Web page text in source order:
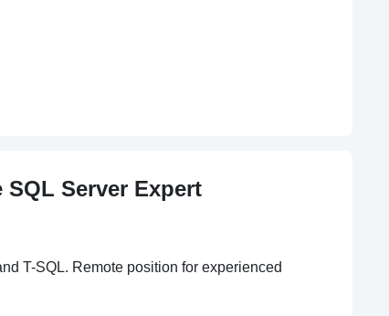
Server Expert
T-SQL. Remote position for experienced